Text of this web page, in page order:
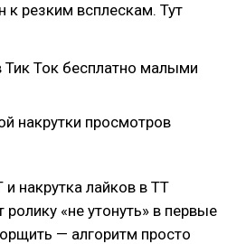
к резким всплескам. Тут
Тик Ток бесплатно малыми
накрутки просмотров
и накрутка лайков в ТТ
«не утонуть» в первые
— алгоритм просто